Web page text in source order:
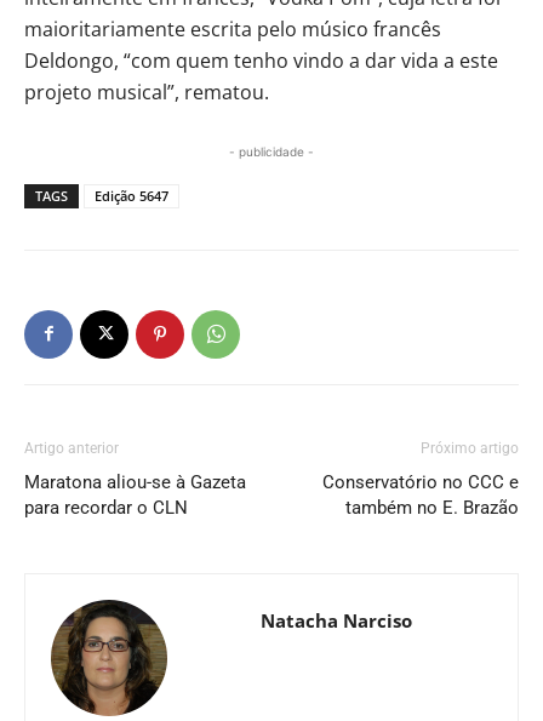
maioritariamente escrita pelo músico francês
Deldongo, “com quem tenho vindo a dar vida a este
projeto musical”, rematou.
- publicidade -
TAGS Edição 5647
Artigo anterior
Maratona aliou-se à Gazeta
para recordar o CLN
Próximo artigo
Conservatório no CCC e
também no E. Brazão
Natacha Narciso